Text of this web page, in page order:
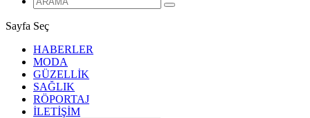
Sayfa Seç
HABERLER
MODA
GÜZELLİK
SAĞLIK
RÖPORTAJ
İLETİŞİM